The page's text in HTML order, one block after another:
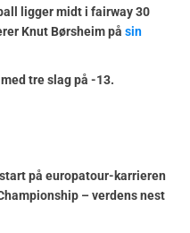
ligger midt i fairway 30
Knut Børsheim på sin
tre slag på -13.
på europatour-karrieren
– verdens nest